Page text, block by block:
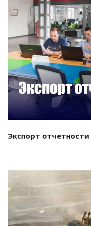
Экспорт отчетности